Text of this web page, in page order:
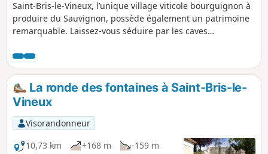
Saint-Bris-le-Vineux, l’unique village viticole bourguignon à
produire du Sauvignon, possède également un patrimoine
remarquable. Laissez-vous séduire par les caves
traversée dans les vignes. En chemin, ne manquez pas le
panorama exceptionnel depuis la table d’orientation du bois
« Douzein ».
La ronde des fontaines à Saint-Bris-le-
Vineux
Visorandonneur
10,73 km
+168 m
-159 m